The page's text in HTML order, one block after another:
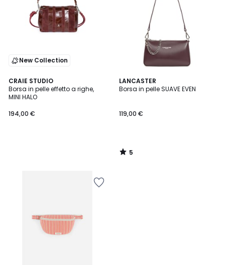
New Collection
CRAIE STUDIO
Borsa in pelle effetto a righe,
MINI HALO
194,00 €
LANCASTER
Borsa in pelle SUAVE EVEN
119,00 €
5
/
5
/